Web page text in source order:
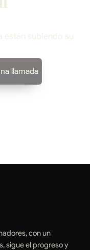
están subiendo su
llamada
con un
sigue el progreso y